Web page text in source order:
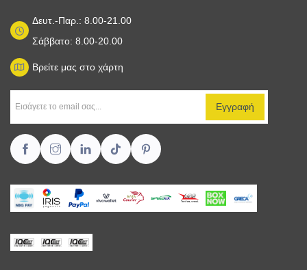
Δευτ.-Παρ.: 8.00-21.00
Σάββατο: 8.00-20.00
Βρείτε μας στο χάρτη